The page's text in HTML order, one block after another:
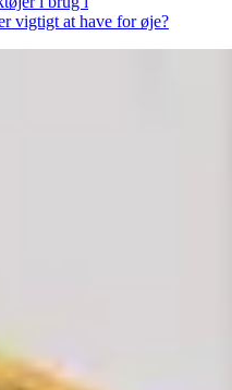
vigtigt at have for øje?